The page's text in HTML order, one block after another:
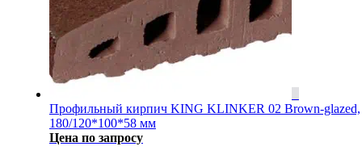
Профильный кирпич KING KLINKER 02 Brown-glazed,
180/120*100*58 мм
Цена по запросу